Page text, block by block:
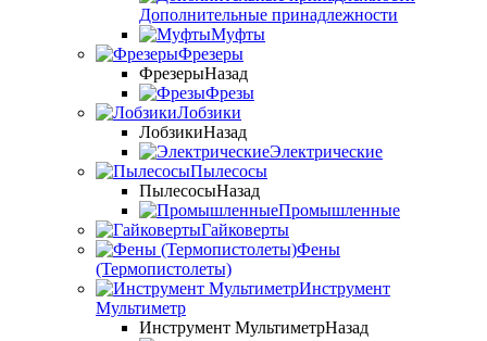
Дополнительные принадлежности
Муфты
Фрезеры
ФрезерыНазад
Фрезы
Лобзики
ЛобзикиНазад
Электрические
Пылесосы
ПылесосыНазад
Промышленные
Гайковерты
Фены
(Термопистолеты)
Инструмент
Мультиметр
Инструмент МультиметрНазад